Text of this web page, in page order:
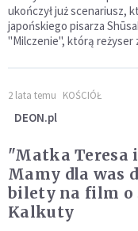
ukończył już scenariusz,
japońskiego pisarza
"Milczenie", którą reżyser
2 lata temu KOŚCIÓŁ
DEON.pl
"Matka Teresa
Mamy dla was
bilety na film o
Kalkuty